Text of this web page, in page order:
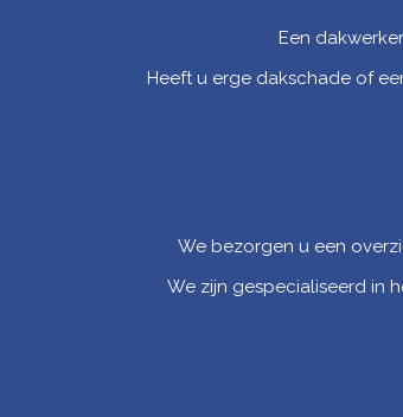
Een
Heeft u erge dakschade of
We bezorgen u een
We zijn gespecialiseerd in